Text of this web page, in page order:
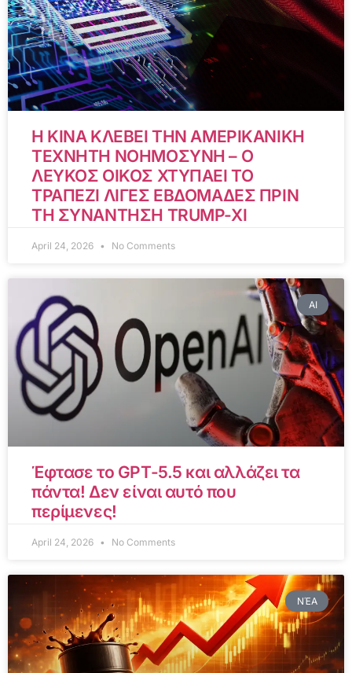
Η ΚΙΝΑ ΚΛΕΒΕΙ ΤΗΝ ΑΜΕΡΙΚΑΝΙΚΗ
ΤΕΧΝΗΤΗ ΝΟΗΜΟΣΥΝΗ – Ο
ΛΕΥΚΟΣ ΟΙΚΟΣ ΧΤΥΠΑΕΙ ΤΟ
ΤΡΑΠΕΖΙ ΛΙΓΕΣ ΕΒΔΟΜΑΔΕΣ ΠΡΙΝ
ΤΗ ΣΥΝΑΝΤΗΣΗ TRUMP-XI
April 24, 2026 No Comments
AI
Έφτασε το GPT-5.5 και αλλάζει τα
πάντα! Δεν είναι αυτό που
περίμενες!
April 24, 2026 No Comments
ΝΈΑ